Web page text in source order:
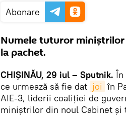
Abonare
Numele tuturor
la pachet.
CHIŞINĂU, 29 iul – Sputnik. În
ce urmează să fie dat joi în
AIE-3, liderii coaliţiei de
miniştrilor din noul Cabinet şi